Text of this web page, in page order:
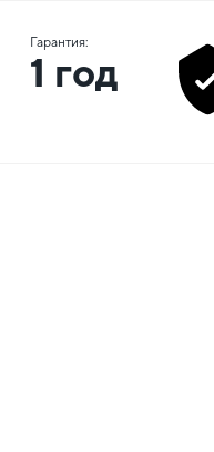
Гарантия:
1 год